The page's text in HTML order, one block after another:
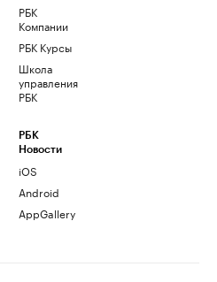
РБК
Компании
РБК Курсы
Школа
управления
РБК
РБК
Новости
iOS
Android
AppGallery